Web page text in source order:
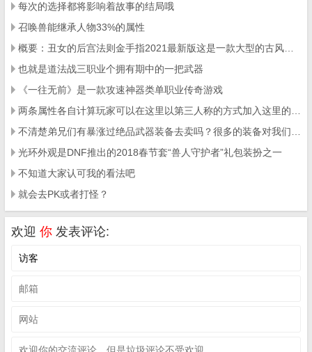
每次的选择都将影响着故事的结局哦
召唤兽能继承人物33%的属性
也就是道法战三职业个拥有期中的一把武器
《一往无前》是一款攻速神器类单职业传奇游戏
光环外观是DNF推出的2018春节套“兽人守护者”礼包装扮之一
不知道大家认可我的看法吧
就会去PK或者打怪？
欢迎 你 发表评论: